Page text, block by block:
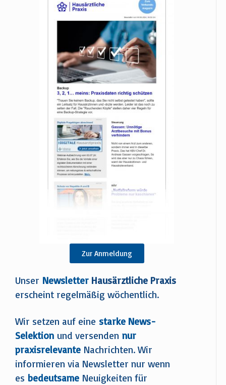
Zur Anmeldung
Unser Newsletter Hausärztliche Praxis
erscheint regelmäßig wöchentlich.
Wir setzen auf eine starke News-
Selektion und versenden nur
praxisrelevante Nachrichten. Wir
informieren via Newsletter nur wenn
es bedeutsame Neuigkeiten für